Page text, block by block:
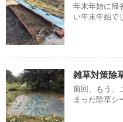
年末年始に帰
い年末年始で
雑草対策除
前回、もう、
まった除草シ